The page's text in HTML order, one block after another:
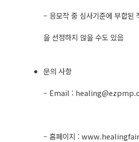
– 응모작 중 심사기준에 부합된
을 선정하지 않을 수도 있음
문의 사항
– Email :
– 홈페이지 :